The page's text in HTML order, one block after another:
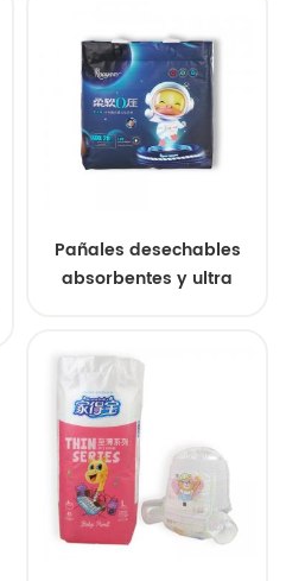
Pañales desechables
absorbentes y ultra